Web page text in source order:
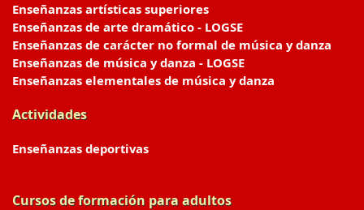
Enseñanzas artísticas superiores
Enseñanzas de arte dramático - LOGSE
Enseñanzas de carácter no formal de música y danza
Enseñanzas de música y danza - LOGSE
Enseñanzas elementales de música y danza
Actividades
Enseñanzas deportivas
Cursos de formación para adultos